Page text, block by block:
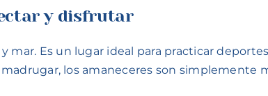
y disfrutar
mar. Es un lugar ideal para practicar
los amaneceres son simplemente